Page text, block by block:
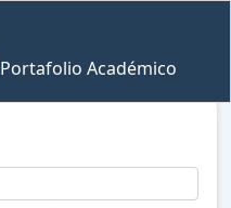
Portafolio Académico